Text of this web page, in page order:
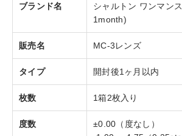
ブランド名
シャルトン ワンマン
1month)
販売名 MC-3レンズ
タイプ 開封後1ヶ月以内
枚数 1箱2枚入り
度数
±0.00（度なし）